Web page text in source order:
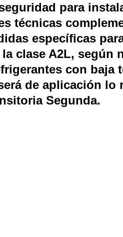
para
técnicas
específicas
clase A2L, según
con baja
de aplicación lo
Segunda.